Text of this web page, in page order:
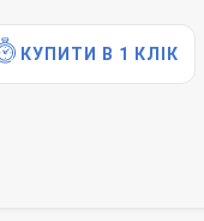
КУПИТИ В 1 КЛІК